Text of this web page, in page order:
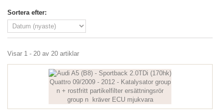
Sortera efter:
Visar 1 - 20 av 20 artiklar